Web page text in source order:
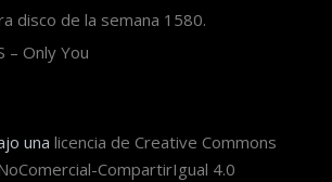
disco de la semana 1580.
– Only You
una licencia de Creative Commons
CompartirIgual 4.0